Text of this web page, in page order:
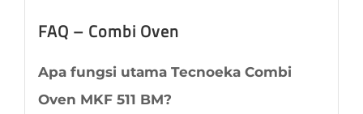
FAQ – Combi Oven
Apa fungsi utama Tecnoeka Combi
Oven MKF 511 BM?